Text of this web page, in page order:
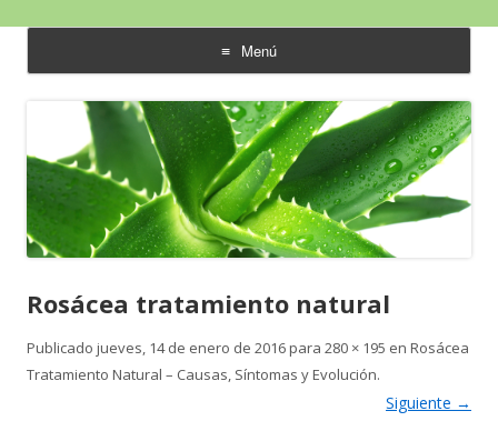
Aloe Vera y Calidad de Vida
Menú
saltar
contenido
Rosácea tratamiento natural
Publicado jueves, 14 de enero de 2016para 280 × 195 en Rosácea
Tratamiento Natural – Causas, Síntomas y Evolución.
Siguiente →